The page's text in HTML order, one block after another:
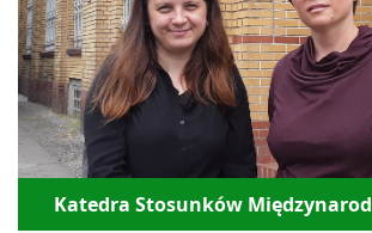
Katedra Stosunków